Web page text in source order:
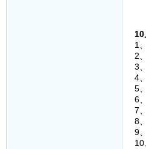
10
1
2
3
4
5
6
7
8
9